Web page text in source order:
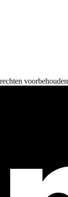
voorbehouden